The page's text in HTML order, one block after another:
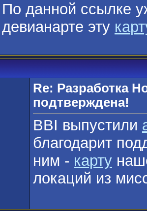
По данной ссылке
девианарте эту
Re: Разработка
подтверждена!
BBI выпустили
благодарит
ним - карту
локаций из